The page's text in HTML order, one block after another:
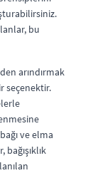
bu
arındırmak
seçenektir.
ve elma